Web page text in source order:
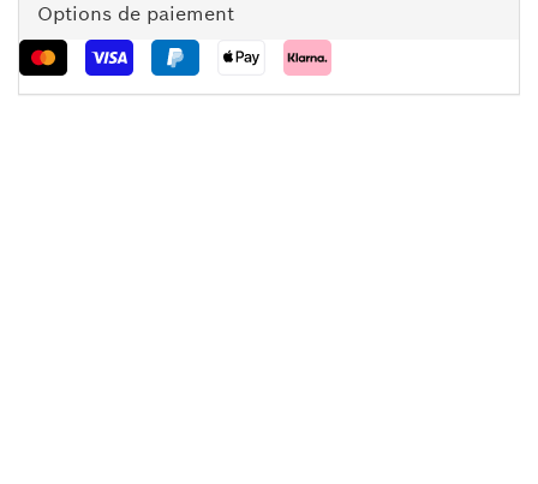
Options de paiement